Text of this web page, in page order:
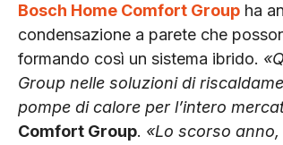
Bosch Home Comfort Group ha
condensazione a parete che
formando così un sistema ibrido.
Group nelle soluzioni di
pompe di calore per l’intero
Comfort Group. «Lo scorso